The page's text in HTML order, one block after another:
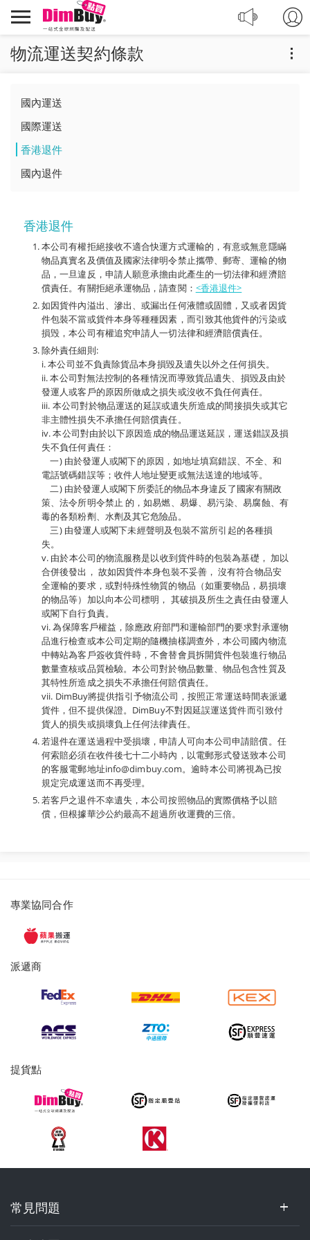
轉
運,
代
購,
Dimbuy
導
航
物流運送契約條款
國內運送
國際運送
香港退件
國內退件
香港退件
本公司有權拒絕接收不適合快運方式運輸的，有意或無意隱瞞
物品真實名及價值及國家法律明令禁止攜帶、郵寄、運輸的物
品，一旦違反，申請人願意承擔由此產生的一切法律和經濟賠
償責任。有關拒絕承運物品，請查閱： <香港退件>
如因貨件內溢出、滲出、或漏出任何液體或固體，又或者因貨
件包裝不當或貨件本身等種種因素，而引致其他貨件的污染或
損毁，本公司有權追究申請人一切法律和經濟賠償責任。
除外責任細則:
i. 本公司並不負責除貨品本身損毀及遺失以外之任何損失。
ii. 本公司對無法控制的各種情況而導致貨品遺失、損毀及由於
發運人或客戶的原因所做成之損失或沒收不負任何責任。
iii. 本公司對於物品運送的延誤或遺失所造成的間接損失或其它
非主體性損失不承擔任何賠償責任。
iv. 本公司對由於以下原因造成的物品運送延誤，運送錯誤及損
失不負任何責任：
一) 由於發運人或閣下的原因，如地址填寫錯誤、不全、和
電話號碼錯誤等；收件人地址變更或無法送達的地域等。
二) 由於發運人或閣下所委託的物品本身違反了國家有關政
策、法令所明令禁止 的，如易燃、易爆、易污染、易腐蝕、有
毒的各類粉劑、水劑及其它危險品。
三) 由發運人或閣下未經聲明及包裝不當所引起的各種損
失。
v. 由於本公司的物流服務是以收到貨件時的包裝為基礎， 加以
合併後發出， 故如因貨件本身包裝不妥善， 沒有符合物品安
全運輸的要求，或對特殊性物質的物品（如重要物品，易損壞
的物品等）加以向本公司標明， 其破損及所生之責任由發運人
或閣下自行負責。
vi. 為保障客戶權益，除應政府部門和運輸部門的要求對承運物
品進行檢查或本公司定期的隨機抽樣調查外，本公司國內物流
中轉站為客戶簽收貨件時，不會替會員拆開貨件包裝進行物品
數量查核或品質檢驗。本公司對於物品數量、物品包含性質及
其特性所造成之損失不承擔任何賠償責任。
vii. DimBuy將提供指引予物流公司，按照正常運送時間表派遞
貨件，但不提供保證。DimBuy不對因延誤運送貨件而引致付
貨人的損失或損壞負上任何法律責任。
若退件在運送過程中受損壞，申請人可向本公司申請賠償。任
何索賠必須在收件後七十二小時內，以電郵形式發送致本公司
的客服電郵地址info@dimbuy.com。逾時本公司將視為已按
規定完成運送而不再受理。
若客戶之退件不幸遺失，本公司按照物品的實際價格予以賠
償，但根據華沙公約最高不超過所收運費的三倍。
派
服
及
專業協同合作
派遞商
提貨點
見
問
常見問題